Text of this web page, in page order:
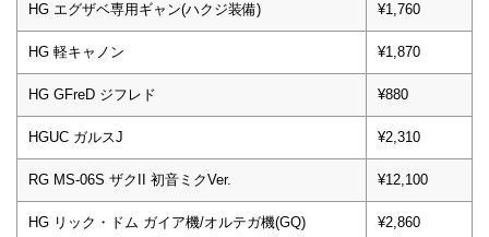
HG エグザベ専用ギャン(ハクジ装備) ¥1,760
HG 軽キャノン ¥1,870
HG GFreD ジフレド ¥880
HGUC ガルスJ ¥2,310
RG MS-06S ザクII 初音ミクVer. ¥12,100
HG リック・ドム ガイア機/オルテガ機(GQ) ¥2,860